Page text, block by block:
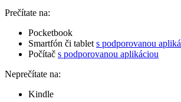
Prečítate na:
Pocketbook
Smartfón či tablet s podporovanou
Počítač s podporovanou aplikáciou
Neprečítate na:
Kindle